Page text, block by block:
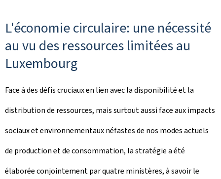
L'économie circulaire: une nécessité
au vu des ressources limitées au
Luxembourg
Face à des défis cruciaux en lien avec la disponibilité et la
distribution de ressources, mais surtout aussi face aux impacts
sociaux et environnementaux néfastes de nos modes actuels
de production et de consommation, la stratégie a été
élaborée conjointement par quatre ministères, à savoir le